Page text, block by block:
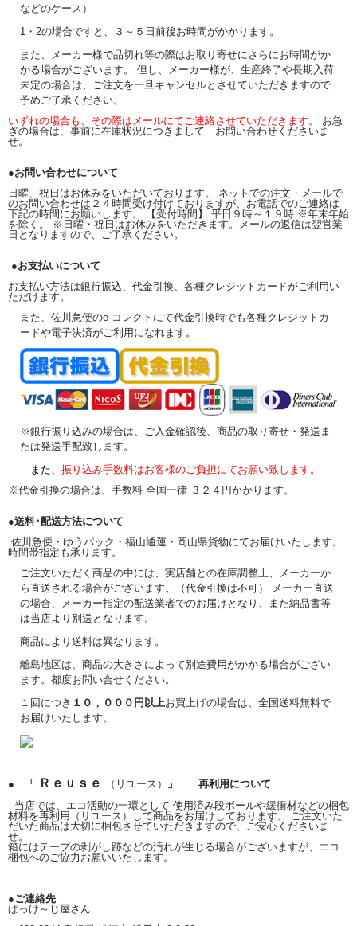
などのケース）
1・2の場合ですと、３～５日前後お時間がかかります。
また、メーカー様で品切れ等の際はお取り寄せにさらにお時間がか
かる場合がございます。 但し、メーカー様が、生産終了や長期入荷
未定の場合は、ご注文を一旦キャンセルとさせていただきますので
予めご了承ください。
いずれの場合も、その際はメールにてご連絡させていただきます。 お急
ぎの場合は、事前に在庫状況につきまして お問い合わせくださいま
せ。
●お問い合わせについて
日曜、祝日はお休みをいただいております。 ネットでの注文・メールで
のお問い合わせは２４時間受け付けておりますが、お電話でのご連絡は
下記の時間にお願いします。 【受付時間】 平日９時～１９時 ※年末年始
を除く。 ※日曜・祝日はお休みをいただきます。メールの返信は翌営業
日となりますので、ご了承ください。
●お支払いについて
お支払い方法は銀行振込、代金引換、各種クレジットカードがご利用い
ただけます。
また、佐川急便のe-コレクトにて代金引換時でも各種クレジットカ
ードや電子決済がご利用になれます。
※銀行振り込みの場合は、ご入金確認後、商品の取り寄せ・発送ま
たは発送手配致します。
また 、振り込み手数料はお客様のご負担にてお願い致します。
※代金引換の場合は、手数料 全国一律 ３２４円かかります。
●送料･配送方法について
佐川急便・ゆうパック・福山通運・岡山県貨物にてお届けいたします。
時間帯指定も承ります。
ご注文いただく商品の中には、実店舗との在庫調整上、メーカーか
ら直送される場合がございます。（代金引換は不可） メーカー直送
の場合、メーカー指定の配送業者でのお届けとなり、また納品書等
は当店より別送となります。
商品により送料は異なります。
離島地区は、商品の大きさによって別途費用がかかる場合がござい
ます。都度お問い合せください。
１回につき １０，０００円以上お買上げの場合は、全国送料無料で
お届けいたします。
● 「 Ｒｅｕｓｅ （リユース）
」 再利用について
当店では、エコ活動の一環として 使用済み段ボールや緩衝材などの梱包
材料を再利用（リユース）して商品をお届けしております。 ご注文いた
だいた商品は大切に梱包させていただきますので、ご安心くださいま
せ。
箱にはテープの剥がし跡などの汚れが生じる場合がございますが、エコ
梱包へのご協力お願いいたします。
●ご連絡先
ぱっけ～じ屋さん